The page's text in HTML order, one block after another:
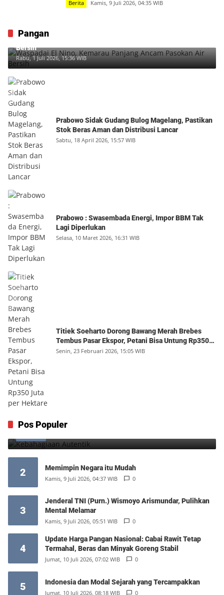
Berita Kamis, 9 Juli 2026, 04:35 WIB
Pangan
Waspadai El Nino, Kemarau Panjang Ancam Pasokan Air
Bersih
Rabu, 1 Juli 2026, 15:36 WIB
Prabowo Sidak Gudang Bulog Magelang, Pastikan
Stok Beras Aman dan Distribusi Lancar
Sabtu, 18 April 2026, 15:57 WIB
Prabowo : Swasembada Energi, Impor BBM Tak
Lagi Diperlukan
Selasa, 10 Maret 2026, 16:31 WIB
Titiek Soeharto Dorong Bawang Merah Brebes
Tembus Pasar Ekspor, Petani Bisa Untung Rp350
Juta per Hektare
Senin, 23 Februari 2026, 15:05 WIB
Pos Populer
1 Kebahagiaan Autentik
2 Memimpin Negara itu Mudah
Kamis, 9 Juli 2026, 04:37 WIB 0
3
Jenderal TNI (Purn.) Wismoyo Arismundar, Pulihkan
Mental Melamar
Kamis, 9 Juli 2026, 05:51 WIB 0
4
Update Harga Pangan Nasional: Cabai Rawit Tetap
Termahal, Beras dan Minyak Goreng Stabil
Jumat, 10 Juli 2026, 07:02 WIB 0
5 Indonesia dan Modal Sejarah yang Tercampakkan
Jumat, 10 Juli 2026, 08:18 WIB 0